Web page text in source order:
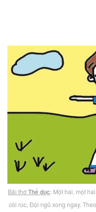
Bài thơThể dục: Một hai, một
còi rúc, Đội ngũ xong ngay.